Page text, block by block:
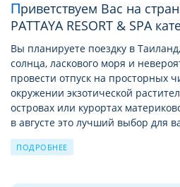
Приветствуем Вас на странице отеля MARRIOTT
PATTAYA RESORT & SPA
Вы планируете поездку в
солнца, ласкового моря и
провести отпуск на просторных
окружении экзотической
островах или курортах
в августe это лучший выбор для
место по душе, и семьи с
ночной жизни и тусовок, и
ПОДРОБНЕЕ